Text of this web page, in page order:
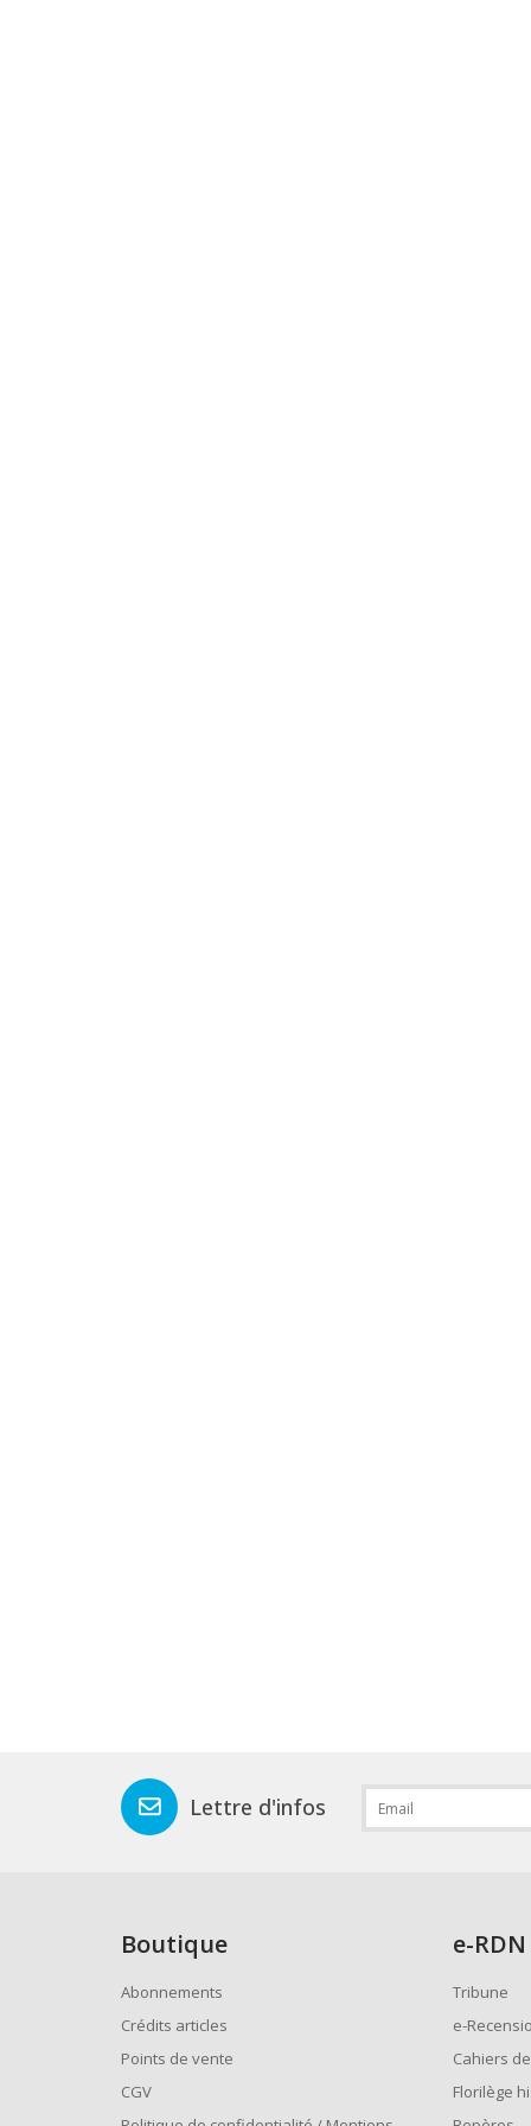
Lettre d'infos
Boutique
Abonnements
Crédits articles
Points de vente
CGV
e-RDN
Tribune
e-
Cahiers
Florilège